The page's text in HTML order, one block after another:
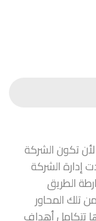
تكون الشركة
إدارة الشركة
الطريق
تلك المحاور
تتكامل أهداف